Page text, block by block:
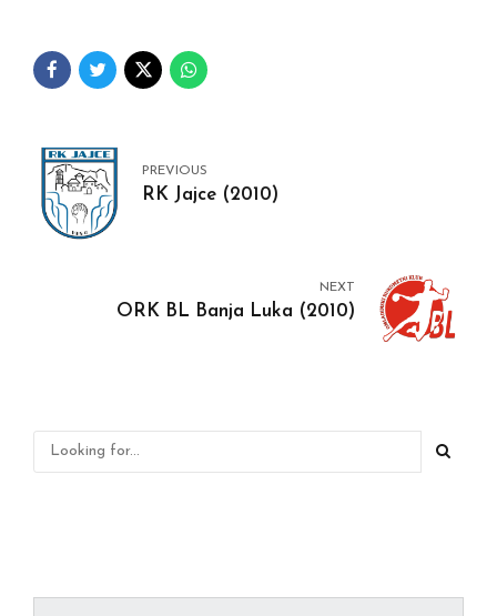
PREVIOUS
RK Jajce (2010)
NEXT
ORK BL Banja Luka (2010)